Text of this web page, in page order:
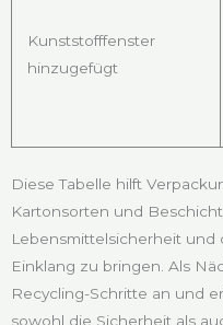
Kunststofffenster
hinzugefügt
Diese Tabelle hilft
Kartonsorten und
Lebensmittelsicherheit und
Einklang zu bringen. Als
Recycling-Schritte an und
sowohl die Sicherheit als